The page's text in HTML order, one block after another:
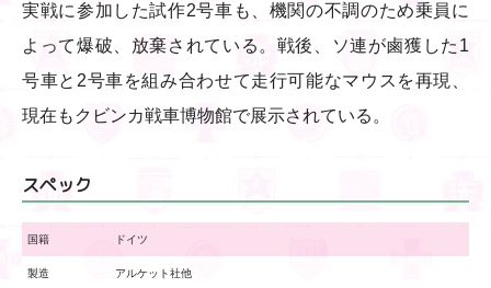
実戦に参加した試作2号車も、機関の不調のため乗員に
よって爆破、放棄されている。戦後、ソ連が鹵獲した1
号車と2号車を組み合わせて走行可能なマウスを再現、
現在もクビンカ戦車博物館で展示されている。
スペック
国籍 ドイツ
製造 アルケット社他